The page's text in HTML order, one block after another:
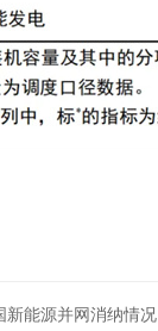
新能源并网消纳情况